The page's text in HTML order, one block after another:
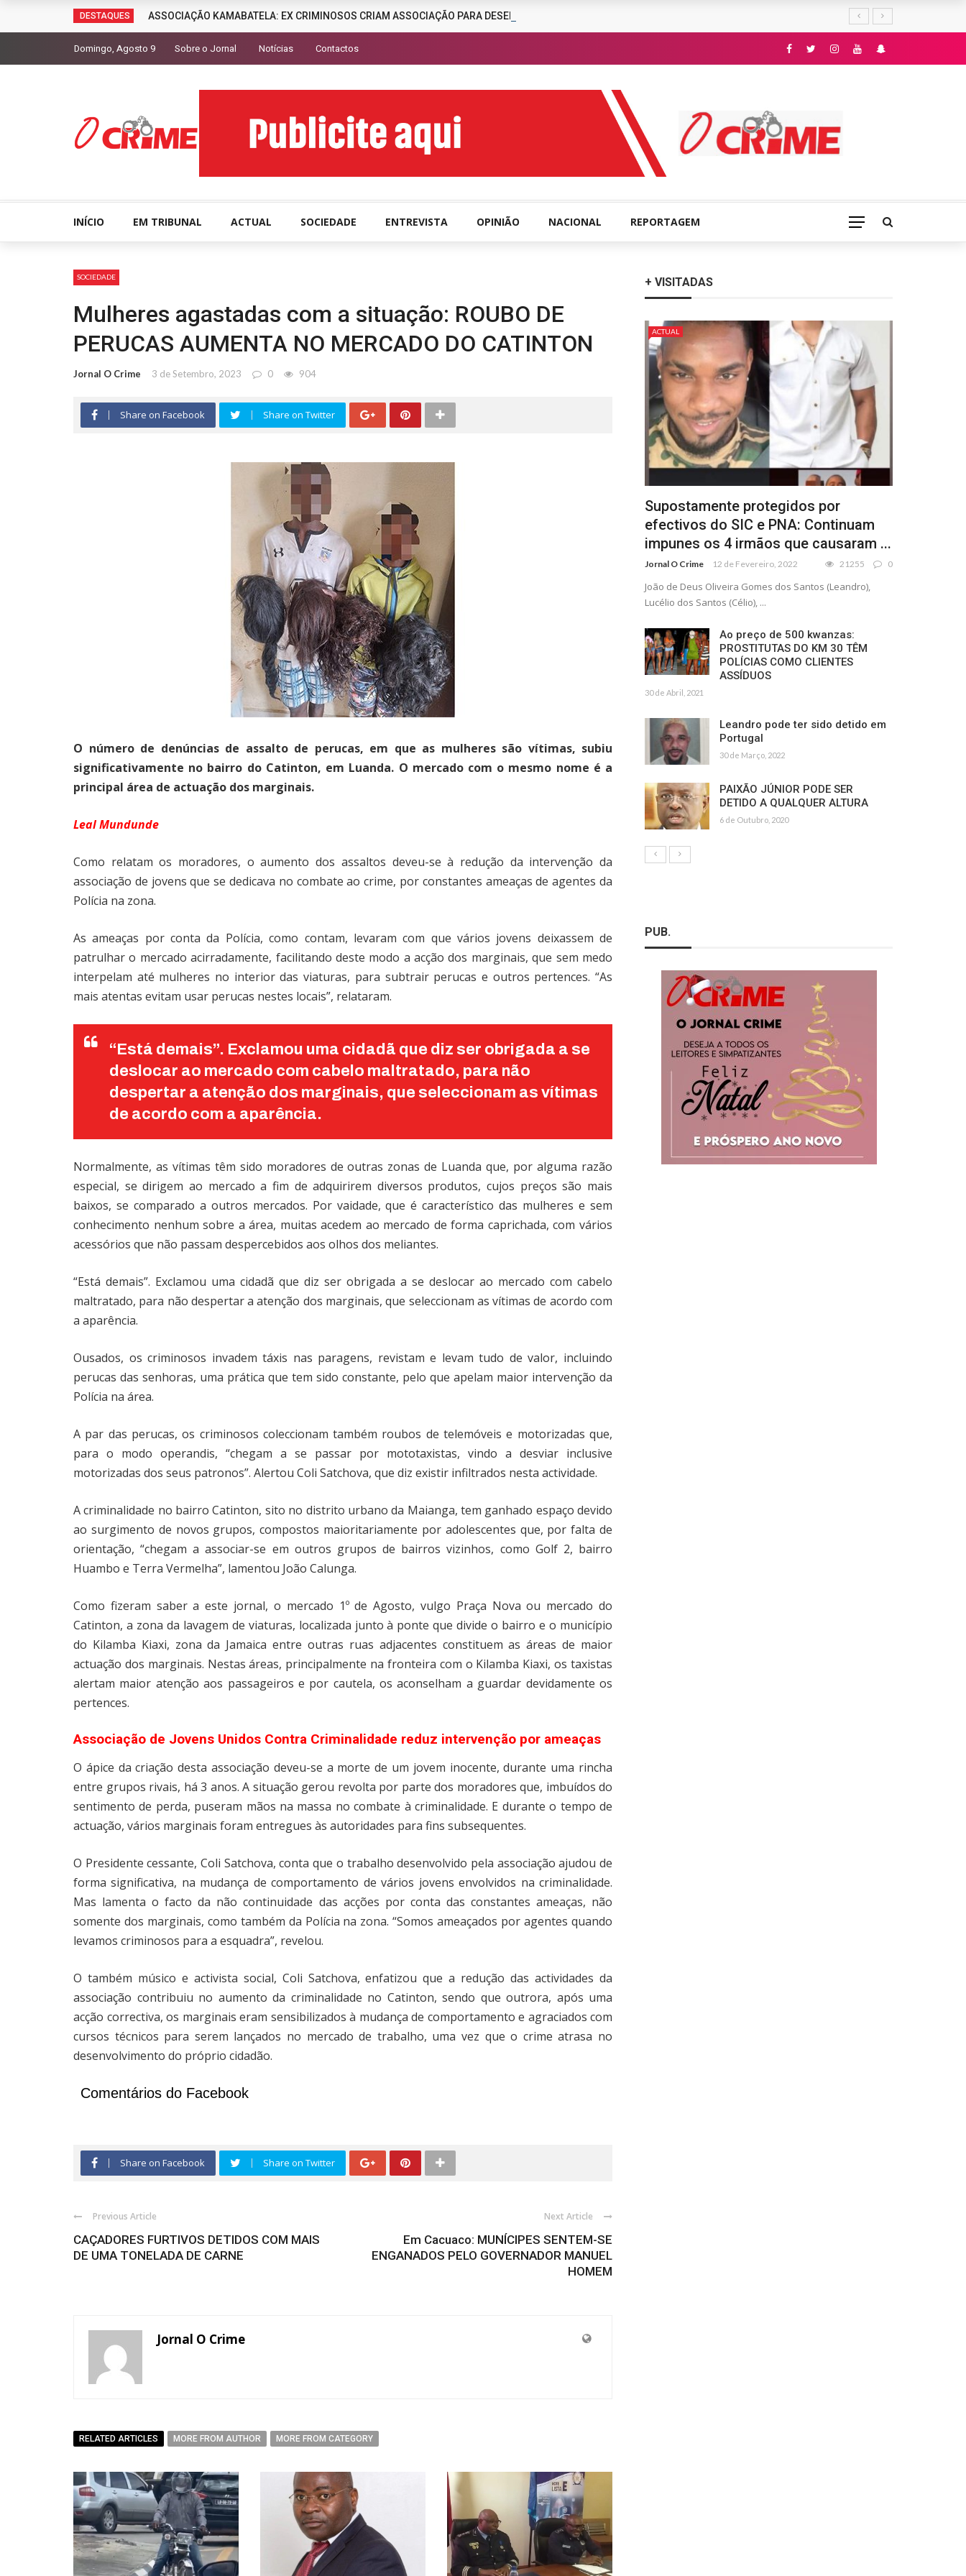
DESTAQUES ASSOCIAÇÃO KAMABATELA: EX CRIMINOSOS CRIAM ASSOCIAÇÃO PARA DESENCORAJAR A CRIMINALIDADE
Domingo, Agosto 9 Sobre o Jornal Notícias Contactos
INÍCIO EM TRIBUNAL ACTUAL SOCIEDADE ENTREVISTA OPINIÃO NACIONAL REPORTAGEM
SOCIEDADE
Mulheres agastadas com a situação: ROUBO DE
PERUCAS AUMENTA NO MERCADO DO CATINTON
Jornal O Crime 3 de Setembro, 2023 0 904
Share on Facebook Share on Twitter
O número de denúncias de assalto de perucas, em que as mulheres são vítimas, subiu
significativamente no bairro do Catinton, em Luanda. O mercado com o mesmo nome é a
principal área de actuação dos marginais.
Leal Mundunde
Como relatam os moradores, o aumento dos assaltos deveu-se à redução da intervenção da
associação de jovens que se dedicava no combate ao crime, por constantes ameaças de agentes da
Polícia na zona.
As ameaças por conta da Polícia, como contam, levaram com que vários jovens deixassem de
patrulhar o mercado acirradamente, facilitando deste modo a acção dos marginais, que sem medo
interpelam até mulheres no interior das viaturas, para subtrair perucas e outros pertences. “As
mais atentas evitam usar perucas nestes locais”, relataram.
“Está demais”. Exclamou uma cidadã que diz ser obrigada a se
deslocar ao mercado com cabelo maltratado, para não
despertar a atenção dos marginais, que seleccionam as vítimas
de acordo com a aparência.
Normalmente, as vítimas têm sido moradores de outras zonas de Luanda que, por alguma razão
especial, se dirigem ao mercado a fim de adquirirem diversos produtos, cujos preços são mais
baixos, se comparado a outros mercados. Por vaidade, que é característico das mulheres e sem
conhecimento nenhum sobre a área, muitas acedem ao mercado de forma caprichada, com vários
acessórios que não passam despercebidos aos olhos dos meliantes.
“Está demais”. Exclamou uma cidadã que diz ser obrigada a se deslocar ao mercado com cabelo
maltratado, para não despertar a atenção dos marginais, que seleccionam as vítimas de acordo com
a aparência.
Ousados, os criminosos invadem táxis nas paragens, revistam e levam tudo de valor, incluindo
perucas das senhoras, uma prática que tem sido constante, pelo que apelam maior intervenção da
Polícia na área.
A par das perucas, os criminosos coleccionam também roubos de telemóveis e motorizadas que,
para o modo operandis, “chegam a se passar por mototaxistas, vindo a desviar inclusive
motorizadas dos seus patronos”. Alertou Coli Satchova, que diz existir infiltrados nesta actividade.
A criminalidade no bairro Catinton, sito no distrito urbano da Maianga, tem ganhado espaço devido
ao surgimento de novos grupos, compostos maioritariamente por adolescentes que, por falta de
orientação, “chegam a associar-se em outros grupos de bairros vizinhos, como Golf 2, bairro
Huambo e Terra Vermelha”, lamentou João Calunga.
Como fizeram saber a este jornal, o mercado 1º de Agosto, vulgo Praça Nova ou mercado do
Catinton, a zona da lavagem de viaturas, localizada junto à ponte que divide o bairro e o município
do Kilamba Kiaxi, zona da Jamaica entre outras ruas adjacentes constituem as áreas de maior
actuação dos marginais. Nestas áreas, principalmente na fronteira com o Kilamba Kiaxi, os taxistas
alertam maior atenção aos passageiros e por cautela, os aconselham a guardar devidamente os
pertences.
Associação de Jovens Unidos Contra Criminalidade reduz intervenção por ameaças
O ápice da criação desta associação deveu-se a morte de um jovem inocente, durante uma rincha
entre grupos rivais, há 3 anos. A situação gerou revolta por parte dos moradores que, imbuídos do
sentimento de perda, puseram mãos na massa no combate à criminalidade. E durante o tempo de
actuação, vários marginais foram entregues às autoridades para fins subsequentes.
O Presidente cessante, Coli Satchova, conta que o trabalho desenvolvido pela associação ajudou de
forma significativa, na mudança de comportamento de vários jovens envolvidos na criminalidade.
Mas lamenta o facto da não continuidade das acções por conta das constantes ameaças, não
somente dos marginais, como também da Polícia na zona. “Somos ameaçados por agentes quando
levamos criminosos para a esquadra”, revelou.
O também músico e activista social, Coli Satchova, enfatizou que a redução das actividades da
associação contribuiu no aumento da criminalidade no Catinton, sendo que outrora, após uma
acção correctiva, os marginais eram sensibilizados à mudança de comportamento e agraciados com
cursos técnicos para serem lançados no mercado de trabalho, uma vez que o crime atrasa no
desenvolvimento do próprio cidadão.
Comentários do Facebook
Share on Facebook Share on Twitter
Previous Article
CAÇADORES FURTIVOS DETIDOS COM MAIS
DE UMA TONELADA DE CARNE
Next Article
Em Cacuaco: MUNÍCIPES SENTEM-SE
ENGANADOS PELO GOVERNADOR MANUEL
HOMEM
Jornal O Crime
RELATED ARTICLES MORE FROM AUTHOR MORE FROM CATEGORY
+ VISITADAS
ACTUAL
Supostamente protegidos por
efectivos do SIC e PNA: Continuam
impunes os 4 irmãos que causaram ...
Jornal O Crime 12 de Fevereiro, 2022 21255 0
João de Deus Oliveira Gomes dos Santos (Leandro),
Lucélio dos Santos (Célio), ...
Ao preço de 500 kwanzas:
PROSTITUTAS DO KM 30 TÊM
POLÍCIAS COMO CLIENTES
ASSÍDUOS
30 de Abril, 2021
Leandro pode ter sido detido em
Portugal
30 de Março, 2022
PAIXÃO JÚNIOR PODE SER
DETIDO A QUALQUER ALTURA
6 de Outubro, 2020
PUB.